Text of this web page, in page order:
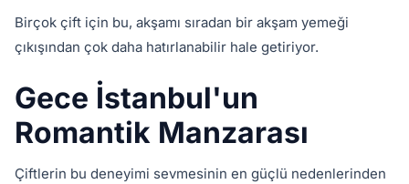
Birçok çift için bu, akşamı sıradan bir akşam yemeği
çıkışından çok daha hatırlanabilir hale getiriyor.
Gece İstanbul'un
Romantik Manzarası
Çiftlerin bu deneyimi sevmesinin en güçlü nedenlerinden